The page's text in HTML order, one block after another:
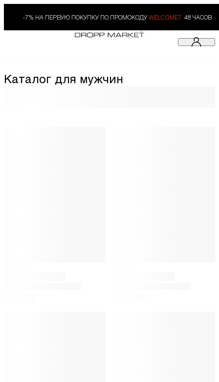
-7% НА ПЕРВУЮ ПОКУПКУ ПО ПРОМОКОДУ WELCOME7. 48 ЧАСОВ
Каталог для мужчин